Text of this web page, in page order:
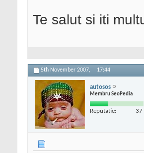
Te salut si iti
5th November 2007, 17:44
autosos
Membru SeoPedia
Reputatie: 37